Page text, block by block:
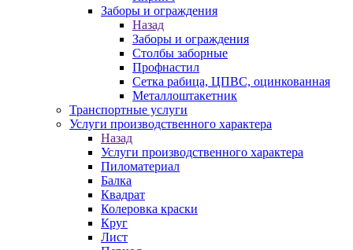
Заборы и ограждения
Назад
Заборы и ограждения
Столбы заборные
Профнастил
Сетка рабица, ЦПВС, оцинкованная
Металлоштакетник
Транспортные услуги
Услуги производственного характера
Назад
Услуги производственного характера
Пиломатериал
Балка
Квадрат
Колеровка краски
Круг
Лист